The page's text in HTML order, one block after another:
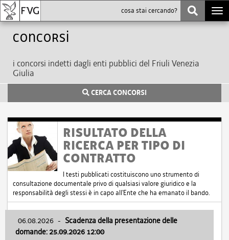
Concorsi
i concorsi indetti dagli enti pubblici del Friuli Venezia
Giulia
CERCA CONCORSI
RISULTATO DELLA
RICERCA PER TIPO DI
CONTRATTO
I testi pubblicati costituiscono uno strumento di
consultazione documentale privo di qualsiasi valore giuridico e la
responsabilità degli stessi è in capo all'Ente che ha emanato il bando.
06.08.2026 - Scadenza della presentazione delle
domande: 25.09.2026 12:00